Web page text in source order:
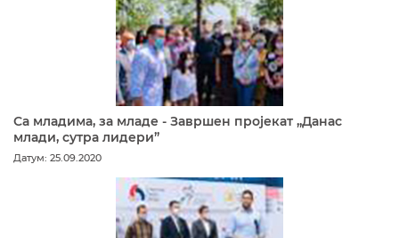
Са младима, за младе - Завршен пројекат „Данас
млади, сутра лидери”
Датум: 25.09.2020